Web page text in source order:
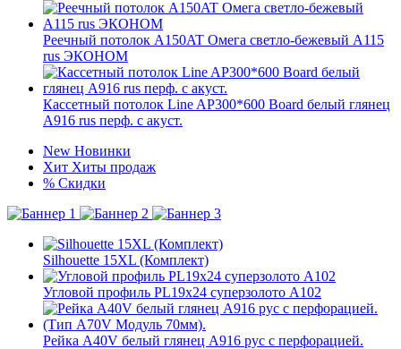
Реечный потолок A150AT Омега светло-бежевый А115
rus ЭКОНОМ
Кассетный потолок Line AP300*600 Board белый глянец
А916 rus перф. с акуст.
New Новинки
Хит Хиты продаж
% Скидки
Silhouette 15XL (Комплект)
Угловой профиль PL19x24 суперзолото А102
Рейка A40V белый глянец A916 рус с перфорацией.